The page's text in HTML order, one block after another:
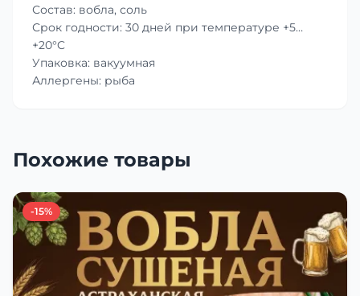
Состав: вобла, соль
Срок годности: 30 дней при температуре +5…
+20°C
Упаковка: вакуумная
Аллергены: рыба
Похожие товары
-15%